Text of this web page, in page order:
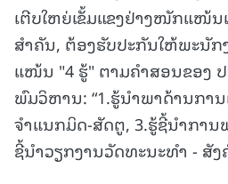
ເຕີບໃຫຍ່ເຂັ້ມແຂງຢ່າງໜັກແໜ້
ສຳຄັນ, ຕ້ອງຮັບປະກັນໃຫ້ພະນັກ
ແໜ້ນ "4 ຮູ້" ຕາມຄໍາສອນຂອງ
ພົມວິຫານ: “1.ຮູ້ນຳພາດ້ານກາ
ຈຳແນກມິດ-ສັດຕູ, 3.ຮູ້ຊີ້ນຳການ
ຊີ້ນຳວຽກງານວັດທະນະທຳ - ສັງ